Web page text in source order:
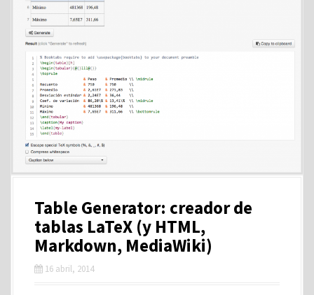
Table Generator: creador de
tablas LaTeX (y HTML,
Markdown, MediaWiki)
16 abril, 2014